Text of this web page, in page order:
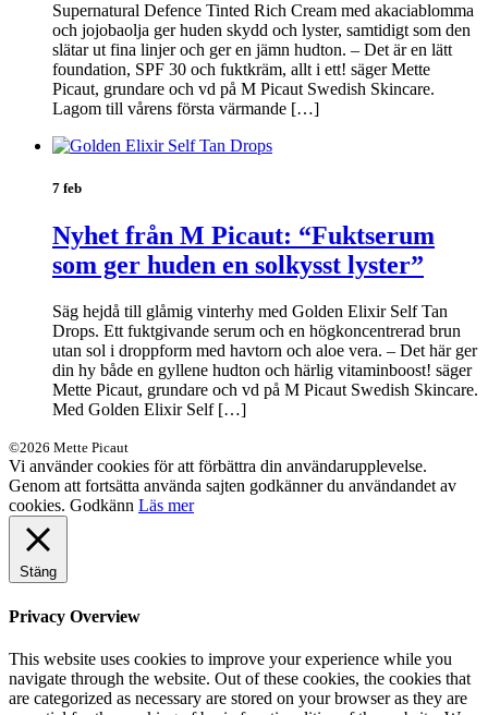
Supernatural Defence Tinted Rich Cream med akaciablomma
och jojobaolja ger huden skydd och lyster, samtidigt som den
slätar ut fina linjer och ger en jämn hudton. – Det är en lätt
foundation, SPF 30 och fuktkräm, allt i ett! säger Mette
Picaut, grundare och vd på M Picaut Swedish Skincare.
Lagom till vårens första värmande […]
7 feb
Nyhet från M Picaut: “Fuktserum
som ger huden en solkysst lyster”
Säg hejdå till glåmig vinterhy med Golden Elixir Self Tan
Drops. Ett fuktgivande serum och en högkoncentrerad brun
utan sol i droppform med havtorn och aloe vera. – Det här ger
din hy både en gyllene hudton och härlig vitaminboost! säger
Mette Picaut, grundare och vd på M Picaut Swedish Skincare.
Med Golden Elixir Self […]
©2026 Mette Picaut
Vi använder cookies för att förbättra din användarupplevelse.
Genom att fortsätta använda sajten godkänner du användandet av
cookies. Godkänn Läs mer
Stäng
Privacy Overview
This website uses cookies to improve your experience while you
navigate through the website. Out of these cookies, the cookies that
are categorized as necessary are stored on your browser as they are